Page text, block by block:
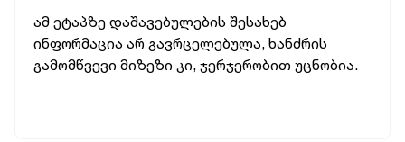
ამ ეტაპზე დაშავებულების შესახებ
ინფორმაცია არ გავრცელებულა, ხანძრის
გამომწვევი მიზეზი კი, ჯერჯერობით უცნობია.